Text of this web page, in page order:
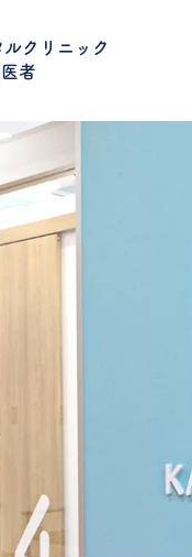
クリニック
者